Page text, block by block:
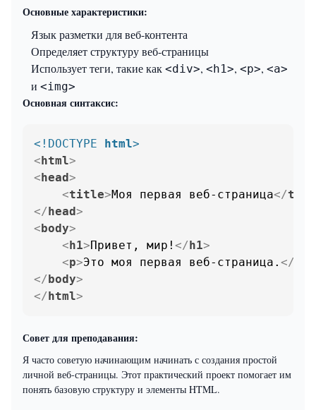
Основные характеристики:
Язык разметки для веб-контента
Определяет структуру веб-страницы
Использует теги, такие как <div>, <h1>, <p>, <a>
и <img>
Основная синтаксис:
<!DOCTYPE html>
< html>
< head>
<title>Моя первая веб-страница</
</ head>
< body>
< h1>Привет, мир! </ h1>
<p>Это моя первая веб-страница. </
</ body>
</ html>
Совет для преподавания:
Я часто советую начинающим начинать с создания простой
личной веб-страницы. Этот практический проект помогает им
понять базовую структуру и элементы HTML.